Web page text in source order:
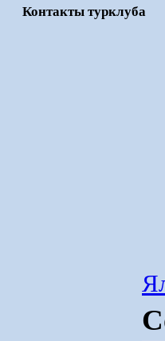
Контакты турклуба